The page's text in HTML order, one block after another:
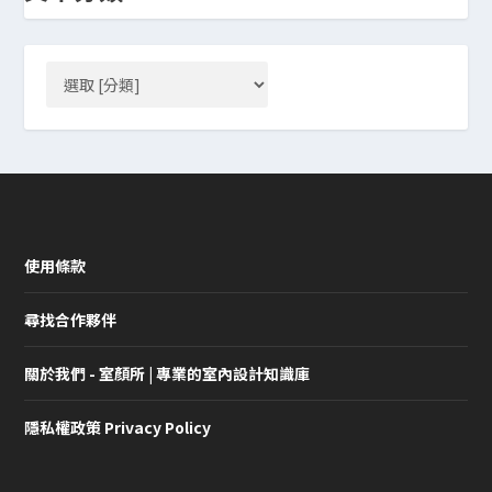
使用條款
尋找合作夥伴
關於我們 - 室顏所 | 專業的室內設計知識庫
隱私權政策 Privacy Policy